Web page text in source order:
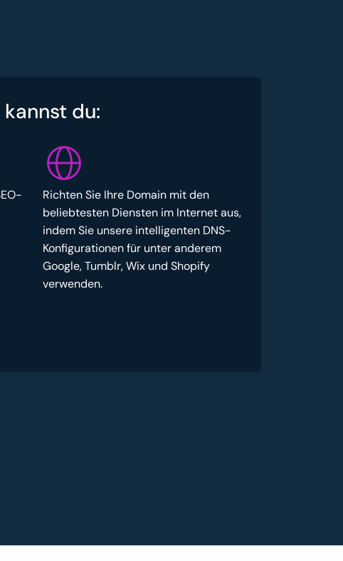
du:
Richten Sie Ihre Domain mit den
beliebtesten Diensten im Internet aus,
indem Sie unsere intelligenten DNS-
Konfigurationen für unter anderem
Google, Tumblr, Wix und Shopify
verwenden.